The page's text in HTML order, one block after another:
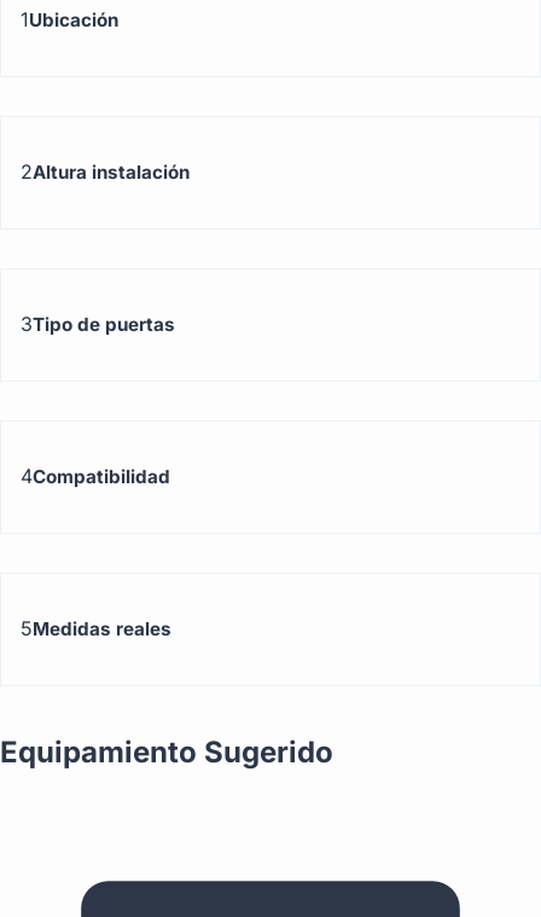
1Ubicación
2Altura instalación
3Tipo de puertas
4Compatibilidad
5Medidas reales
Equipamiento Sugerido